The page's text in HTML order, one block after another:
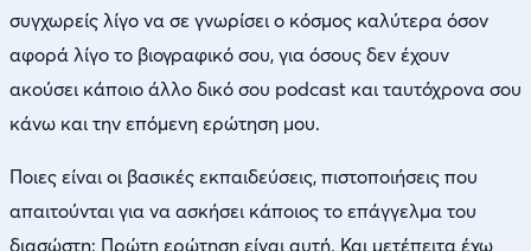
συγχωρείς λίγο να σε γνωρίσει ο κόσμος καλύτερα όσον
αφορά λίγο το βιογραφικό σου, για όσους δεν έχουν
ακούσει κάποιο άλλο δικό σου podcast και ταυτόχρονα σου
κάνω και την επόμενη ερώτηση μου.
Ποιες είναι οι βασικές εκπαιδεύσεις, πιστοποιήσεις που
απαιτούνται για να ασκήσει κάποιος το επάγγελμα του
διασώστη; Πρώτη ερώτηση είναι αυτή. Και μετέπειτα έχω